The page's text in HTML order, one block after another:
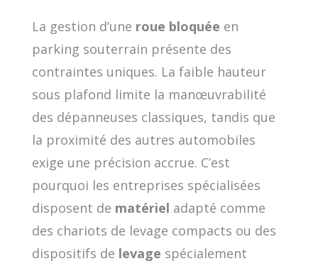
La gestion d’une roue bloquée en
parking souterrain présente des
contraintes uniques. La faible hauteur
sous plafond limite la manœuvrabilité
des dépanneuses classiques, tandis que
la proximité des autres automobiles
exige une précision accrue. C’est
pourquoi les entreprises spécialisées
disposent de matériel adapté comme
des chariots de levage compacts ou des
dispositifs de levage spécialement